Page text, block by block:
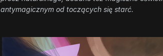
antymagicznym od toczących się starć.